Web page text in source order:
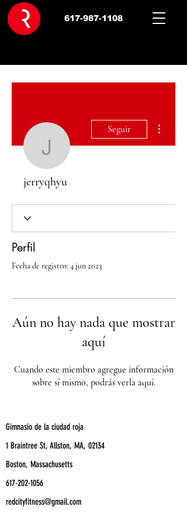
617-987-1108
jerryqhyu
Seguir
jerryqhyu
Perfil
Fecha de registro: 4 jun 2023
Aún no hay nada que mostrar
aquí
Cuando este miembro agregue información
sobre sí mismo, podrás verla aquí.
Gimnasio de la ciudad roja
1 Braintree St, Allston, MA, 02134
Boston, Massachusetts
617-202-1056
redcityfitness@gmail.com